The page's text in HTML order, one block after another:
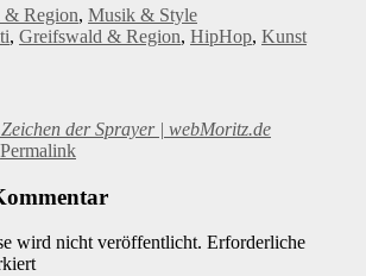
& Region, Musik & Style
, Greifswald & Region, HipHop, Kunst
der Sprayer | webMoritz.de
Permalink
wird nicht veröffentlicht. Erforderliche